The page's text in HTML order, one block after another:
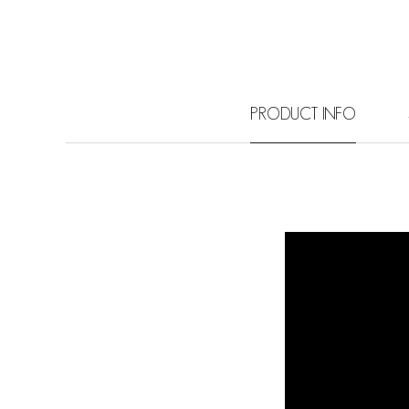
PRODUCT INFO